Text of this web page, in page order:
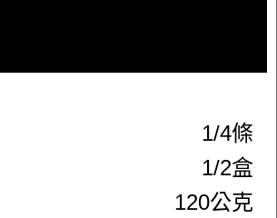
1/4條
1/2盒
120公克